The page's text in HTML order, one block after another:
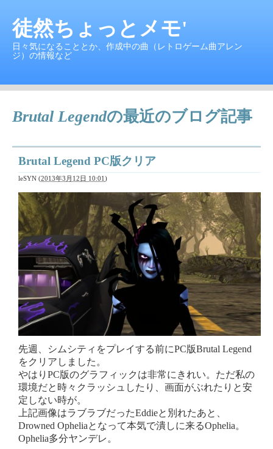
徒然ちょっとメモ'
日々気になることとか、作成中の曲（レトロゲーム曲アレン
ジ）の情報など
Brutal Legendの最近のブログ記事
Brutal Legend PC版クリア
leSYN (2013年3月12日 10:01)
先週、シムシティをプレイする前にPC版Brutal Legend
をクリアしました。
やはりPC版のグラフィックは非常にきれい。ただ私の
環境だと時々クラッシュしたり、画面がぶれたりと安
定しない時が。
上記画像はラブラブだったEddieと別れたあと、
Drowned Opheliaとなって本気で潰しに来るOphelia。
Ophelia多分ヤンデレ。